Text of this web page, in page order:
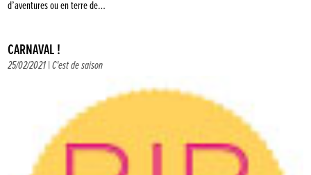
d’aventures ou en terre de…
CARNAVAL !
25/02/2021 |C'est de saison